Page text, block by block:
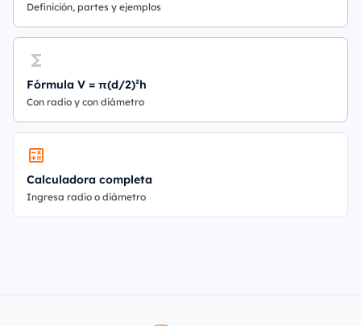
Definición, partes y ejemplos
Fórmula V = π(d/2)²h
Con radio y con diámetro
Calculadora completa
Ingresa radio o diámetro